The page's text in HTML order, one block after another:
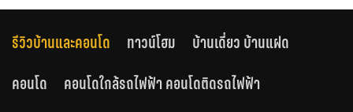
รีวิวบ้านและคอนโด ทาวน์โฮม
บ้านเดี่ยว บ้านแฝด
คอนโด
คอนโดใกล้รถไฟฟ้า คอนโดติดรถไฟฟ้า